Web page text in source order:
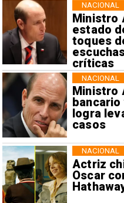
Ministro
estado
toques
críticas
NACIONAL
Ministro
logra
casos
NACIONAL
Actriz
Oscar
NACIONAL